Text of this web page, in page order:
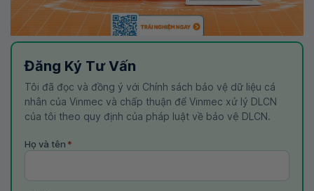
Đăng Ký Tư Vấn
Tôi đã đọc và đồng ý với Chính sách bảo vệ dữ liệu cá
nhân của Vinmec và chấp thuận để Vinmec xử lý DLCN
của tôi theo quy định của pháp luật về bảo vệ DLCN.
Họ và tên *